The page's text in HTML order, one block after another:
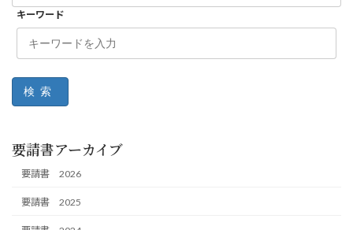
キーワード
検索
要請書アーカイブ
要請書 2026
要請書 2025